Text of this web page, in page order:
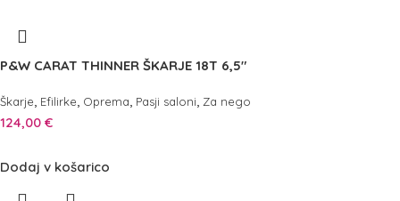
P&W CARAT THINNER ŠKARJE 18T 6,5″
Škarje, Efilirke, Oprema, Pasji saloni, Za nego
124,00 €
Dodaj v košarico